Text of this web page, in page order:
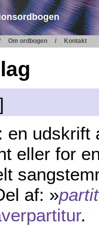
Om ordbogen Kontakt
en udskrift
eller for
af: »
.